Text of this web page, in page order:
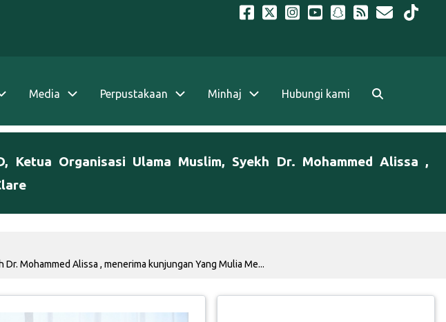
Media Perpustakaan Minhaj Hubungi kami
Organisasi Ulama Muslim, Syekh Dr. Mohammed Alissa ,
Mohammed Alissa , menerima kunjungan Yang Mulia Me...